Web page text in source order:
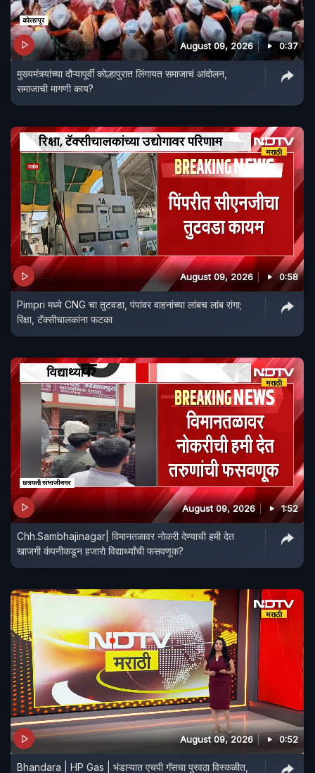
August 09, 2026 0:37
मुख्यमंत्र्यांच्या दौऱ्यापूर्वी कोल्हापुरात लिंगायत समाजाचं आंदोलन,
समाजाची मागणी काय?
August 09, 2026 0:58
Pimpri मध्ये CNG चा तुटवडा, पंपांवर वाहनांच्या लांबच लांब रांगा;
रिक्षा, टॅक्सीचालकांना फटका
August 09, 2026 1:52
Chh.Sambhajinagar| विमानतळावर नोकरी देण्याची हमी देत
खाजगी कंपनीकडून हजारो विद्यार्थ्यांची फसवणूक?
August 09, 2026 0:52
Bhandara | HP Gas | भंडाऱ्यात एचपी गॅसचा पुरवठा विस्कळीत,